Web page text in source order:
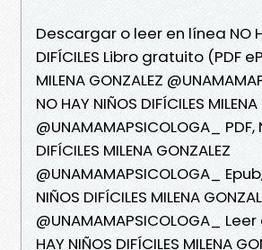
Descargar o leer en línea NO
DIFÍCILES Libro gratuito (PDF
MILENA GONZALEZ
NO HAY NIÑOS DIFÍCILES
@UNAMAMAPSICOLOGA_ PDF,
DIFÍCILES MILENA GONZALEZ
@UNAMAMAPSICOLOGA_
NIÑOS DIFÍCILES MILENA
@UNAMAMAPSICOLOGA_
HAY NIÑOS DIFÍCILES MILENA